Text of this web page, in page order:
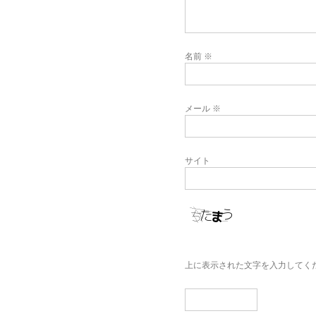
名前 ※
メール ※
サイト
上に表示された文字を入力してく